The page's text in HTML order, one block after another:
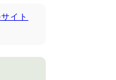
イト